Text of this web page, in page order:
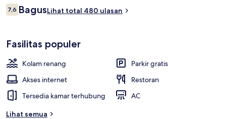
Ulasan
7,67,6 dari 10
BagusLihat total 480 ulasan
Fasilitas populer
Kolam renang
Parkir gratis
Akses internet
Restoran
Tersedia kamar terhubung
AC
Lihat semua